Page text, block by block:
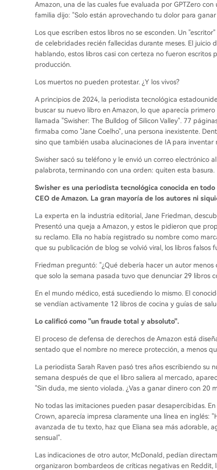
Amazon, una de las cuales fue evaluada por GPTZero
familia dijo: "Solo están aprovechando tu dolor para
Los que escriben estos libros no se esconden. Un
de celebridades recién fallecidas durante meses. El juicio
hablando, estos libros casi con certeza no fueron escritos
producción.
Los muertos no pueden protestar. ¿Y los vivos?
A principios de 2024, la periodista tecnológica
buscar su nuevo libro en Amazon, lo que aparecía
llamada "Swisher: The Bulldog of Silicon Valley". 77
firmaba como "Jane Coelho", una persona inexistente.
sino que también usaba alucinaciones de IA para
Swisher sacó su teléfono y le envió un correo electrónico
palabrota, terminando con una orden: quiten esta basura.
Swisher es una periodista tecnológica conocida en
CEO de Amazon. La gran mayoría de los autores ni
La experta en la industria editorial, Jane Friedman,
Presentó una queja a Amazon, y estos le pidieron que
su reclamo. Ella no había registrado su nombre como
que su publicación de blog se volvió viral, los libros falsos
Friedman preguntó: "¿Qué debería hacer un autor
que solo la semana pasada tuvo que denunciar 29 libros
En el mundo médico, está sucediendo lo mismo. El
se vendían activamente 12 libros de cocina y guías de
Lo calificó como "un fraude total y absoluto".
El proceso de defensa de derechos de Amazon está
sentado que el nombre no merece protección, a menos
La periodista Sarah Raven pasó tres años escribiendo su
semana después de que el libro saliera al mercado,
"Sin duda, me siento violada. ¿Vas a ganar dinero con 20
No todas las imitaciones pueden pasar desapercibidas.
Crown, aparecía impresa claramente una línea en inglés:
avanzada de tu texto, haz que Eliana sea más adorable,
sensual".
Las indicaciones de otro autor, McDonald, pedían
organizaron bombardeos de críticas negativas en Reddit,